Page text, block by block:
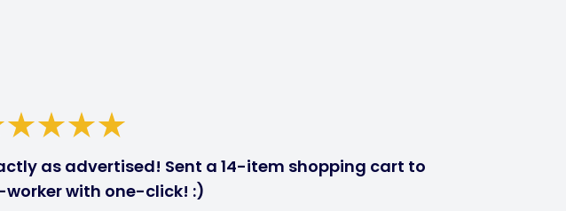
as advertised! Sent a 14-item shopping cart to
worker with one-click! :)